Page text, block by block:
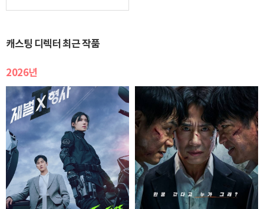
캐스팅 디렉터 최근 작품
2026년